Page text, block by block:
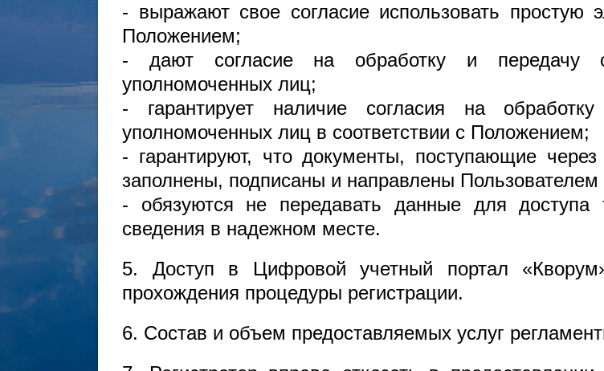
- выражают свое согласие использовать простую
Положением;
- дают согласие на обработку и передачу
уполномоченных лиц;
- гарантирует наличие согласия на
уполномоченных лиц в соответствии с Положением;
- гарантируют, что документы, поступающие
заполнены, подписаны и направлены Пользователем
- обязуются не передавать данные для
сведения в надежном месте.
5. Доступ в Цифровой учетный портал
прохождения процедуры регистрации.
6. Состав и объем предоставляемых услуг